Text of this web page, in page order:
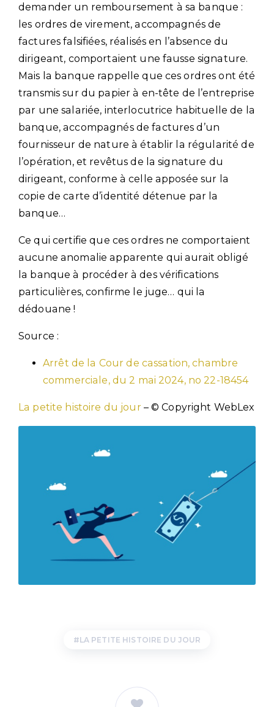
demander un remboursement à sa banque :
les ordres de virement, accompagnés de
factures falsifiées, réalisés en l’absence du
dirigeant, comportaient une fausse signature.
Mais la banque rappelle que ces ordres ont été
transmis sur du papier à en-tête de l’entreprise
par une salariée, interlocutrice habituelle de la
banque, accompagnés de factures d’un
fournisseur de nature à établir la régularité de
l’opération, et revêtus de la signature du
dirigeant, conforme à celle apposée sur la
copie de carte d’identité détenue par la
banque…
Ce qui certifie que ces ordres ne comportaient
aucune anomalie apparente qui aurait obligé
la banque à procéder à des vérifications
particulières, confirme le juge… qui la
dédouane !
Source :
Arrêt de la Cour de cassation, chambre
commerciale, du 2 mai 2024, no 22-18454
La petite histoire du jour– © Copyright WebLex
LA PETITE HISTOIRE DU JOUR